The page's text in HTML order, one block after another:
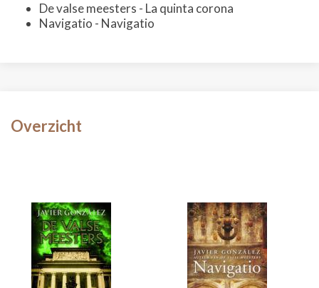
De valse meesters - La quinta corona
Navigatio - Navigatio
Overzicht